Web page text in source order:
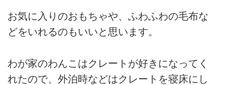
お気に入りのおもちゃや、ふわふわの毛布な
どをいれるのもいいと思います。
わが家のわんこはクレートが好きになってく
れたので、外泊時などはクレートを寝床にし